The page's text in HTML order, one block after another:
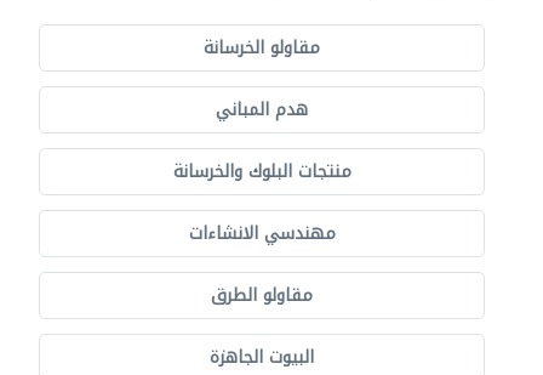
مقاولو الخرسانة
هدم المباني
منتجات البلوك والخرسانة
مهندسي الانشاءات
مقاولو الطرق
البيوت الجاهزة